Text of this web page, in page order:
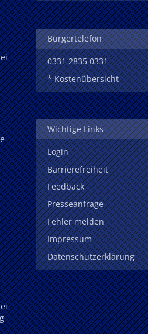
Bürgertelefon
0331 2835 0331
* Kostenübersicht
Wichtige Links
Login
Barrierefreiheit
Feedback
Presseanfrage
Fehler melden
Impressum
Datenschutzerklärung